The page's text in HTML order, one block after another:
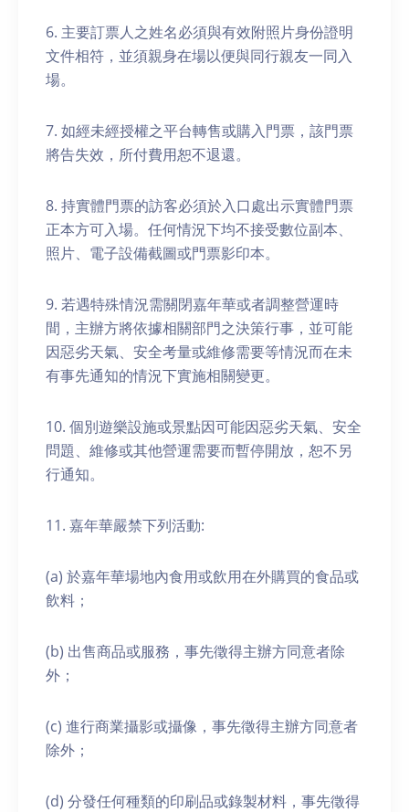
6. ⁠⁠主要訂票人之姓名必須與有效附照片身份證明
文件相符，並須親身在場以便與同行親友一同入
場。
7.⁠ ⁠如經未經授權之平台轉售或購入門票，該門票
將告失效，所付費用恕不退還。
8. 持實體門票的訪客必須於入口處出示實體門票
正本方可入場。任何情況下均不接受數位副本、
照片、電子設備截圖或門票影印本。
9. 若遇特殊情況需關閉嘉年華或者調整營運時
間，主辦方將依據相關部門之決策行事，並可能
因惡劣天氣、安全考量或維修需要等情況而在未
有事先通知的情況下實施相關變更。
10. 個別遊樂設施或景點因可能因惡劣天氣、安全
問題、維修或其他營運需要而暫停開放，恕不另
行通知。
11. 嘉年華嚴禁下列活動:
(a) 於嘉年華場地內食用或飲用在外購買的食品或
飲料；
(b) 出售商品或服務，事先徵得主辦方同意者除
外；
(c) 進行商業攝影或攝像，事先徵得主辦方同意者
除外；
(d) 分發任何種類的印刷品或錄製材料，事先徵得